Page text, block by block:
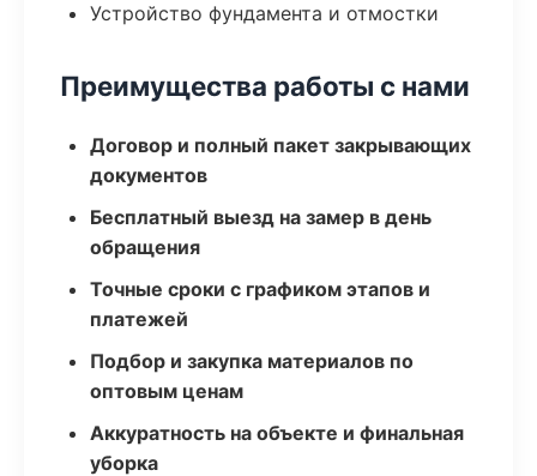
Устройство фундамента и отмостки
Преимущества работы с нами
Договор и полный пакет закрывающих
документов
Бесплатный выезд на замер в день
обращения
Точные сроки с графиком этапов и
платежей
Подбор и закупка материалов по
оптовым ценам
Аккуратность на объекте и финальная
уборка